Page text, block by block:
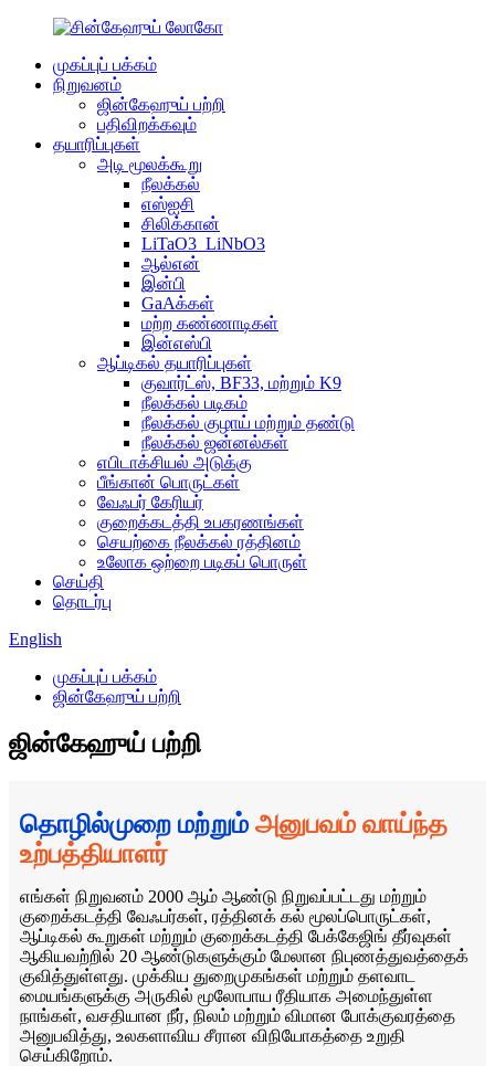
முகப்புப் பக்கம்
நிறுவனம்
ஜின்கேஹுய் பற்றி
பதிவிறக்கவும்
தயாரிப்புகள்
அடி மூலக்கூறு
நீலக்கல்
எஸ்ஐசி
சிலிக்கான்
LiTaO3_LiNbO3
ஆல்என்
இன்பி
GaAக்கள்
மற்ற கண்ணாடிகள்
இன்எஸ்பி
ஆப்டிகல் தயாரிப்புகள்
குவார்ட்ஸ், BF33, மற்றும் K9
நீலக்கல் படிகம்
நீலக்கல் குழாய் மற்றும் தண்டு
நீலக்கல் ஜன்னல்கள்
எபிடாக்சியல் அடுக்கு
பீங்கான் பொருட்கள்
வேஃபர் கேரியர்
குறைக்கடத்தி உபகரணங்கள்
செயற்கை நீலக்கல் ரத்தினம்
உலோக ஒற்றை படிகப் பொருள்
செய்தி
தொடர்பு
English
முகப்புப் பக்கம்
ஜின்கேஹுய் பற்றி
ஜின்கேஹுய் பற்றி
தொழில்முறை மற்றும் அனுபவம் வாய்ந்த
உற்பத்தியாளர்
எங்கள் நிறுவனம் 2000 ஆம் ஆண்டு நிறுவப்பட்டது மற்றும்
குறைக்கடத்தி வேஃபர்கள், ரத்தினக் கல் மூலப்பொருட்கள்,
ஆப்டிகல் கூறுகள் மற்றும் குறைக்கடத்தி பேக்கேஜிங் தீர்வுகள்
ஆகியவற்றில் 20 ஆண்டுகளுக்கும் மேலான நிபுணத்துவத்தைக்
குவித்துள்ளது. முக்கிய துறைமுகங்கள் மற்றும் தளவாட
மையங்களுக்கு அருகில் மூலோபாய ரீதியாக அமைந்துள்ள
நாங்கள், வசதியான நீர், நிலம் மற்றும் விமான போக்குவரத்தை
அனுபவித்து, உலகளாவிய சீரான விநியோகத்தை உறுதி
செய்கிறோம்.